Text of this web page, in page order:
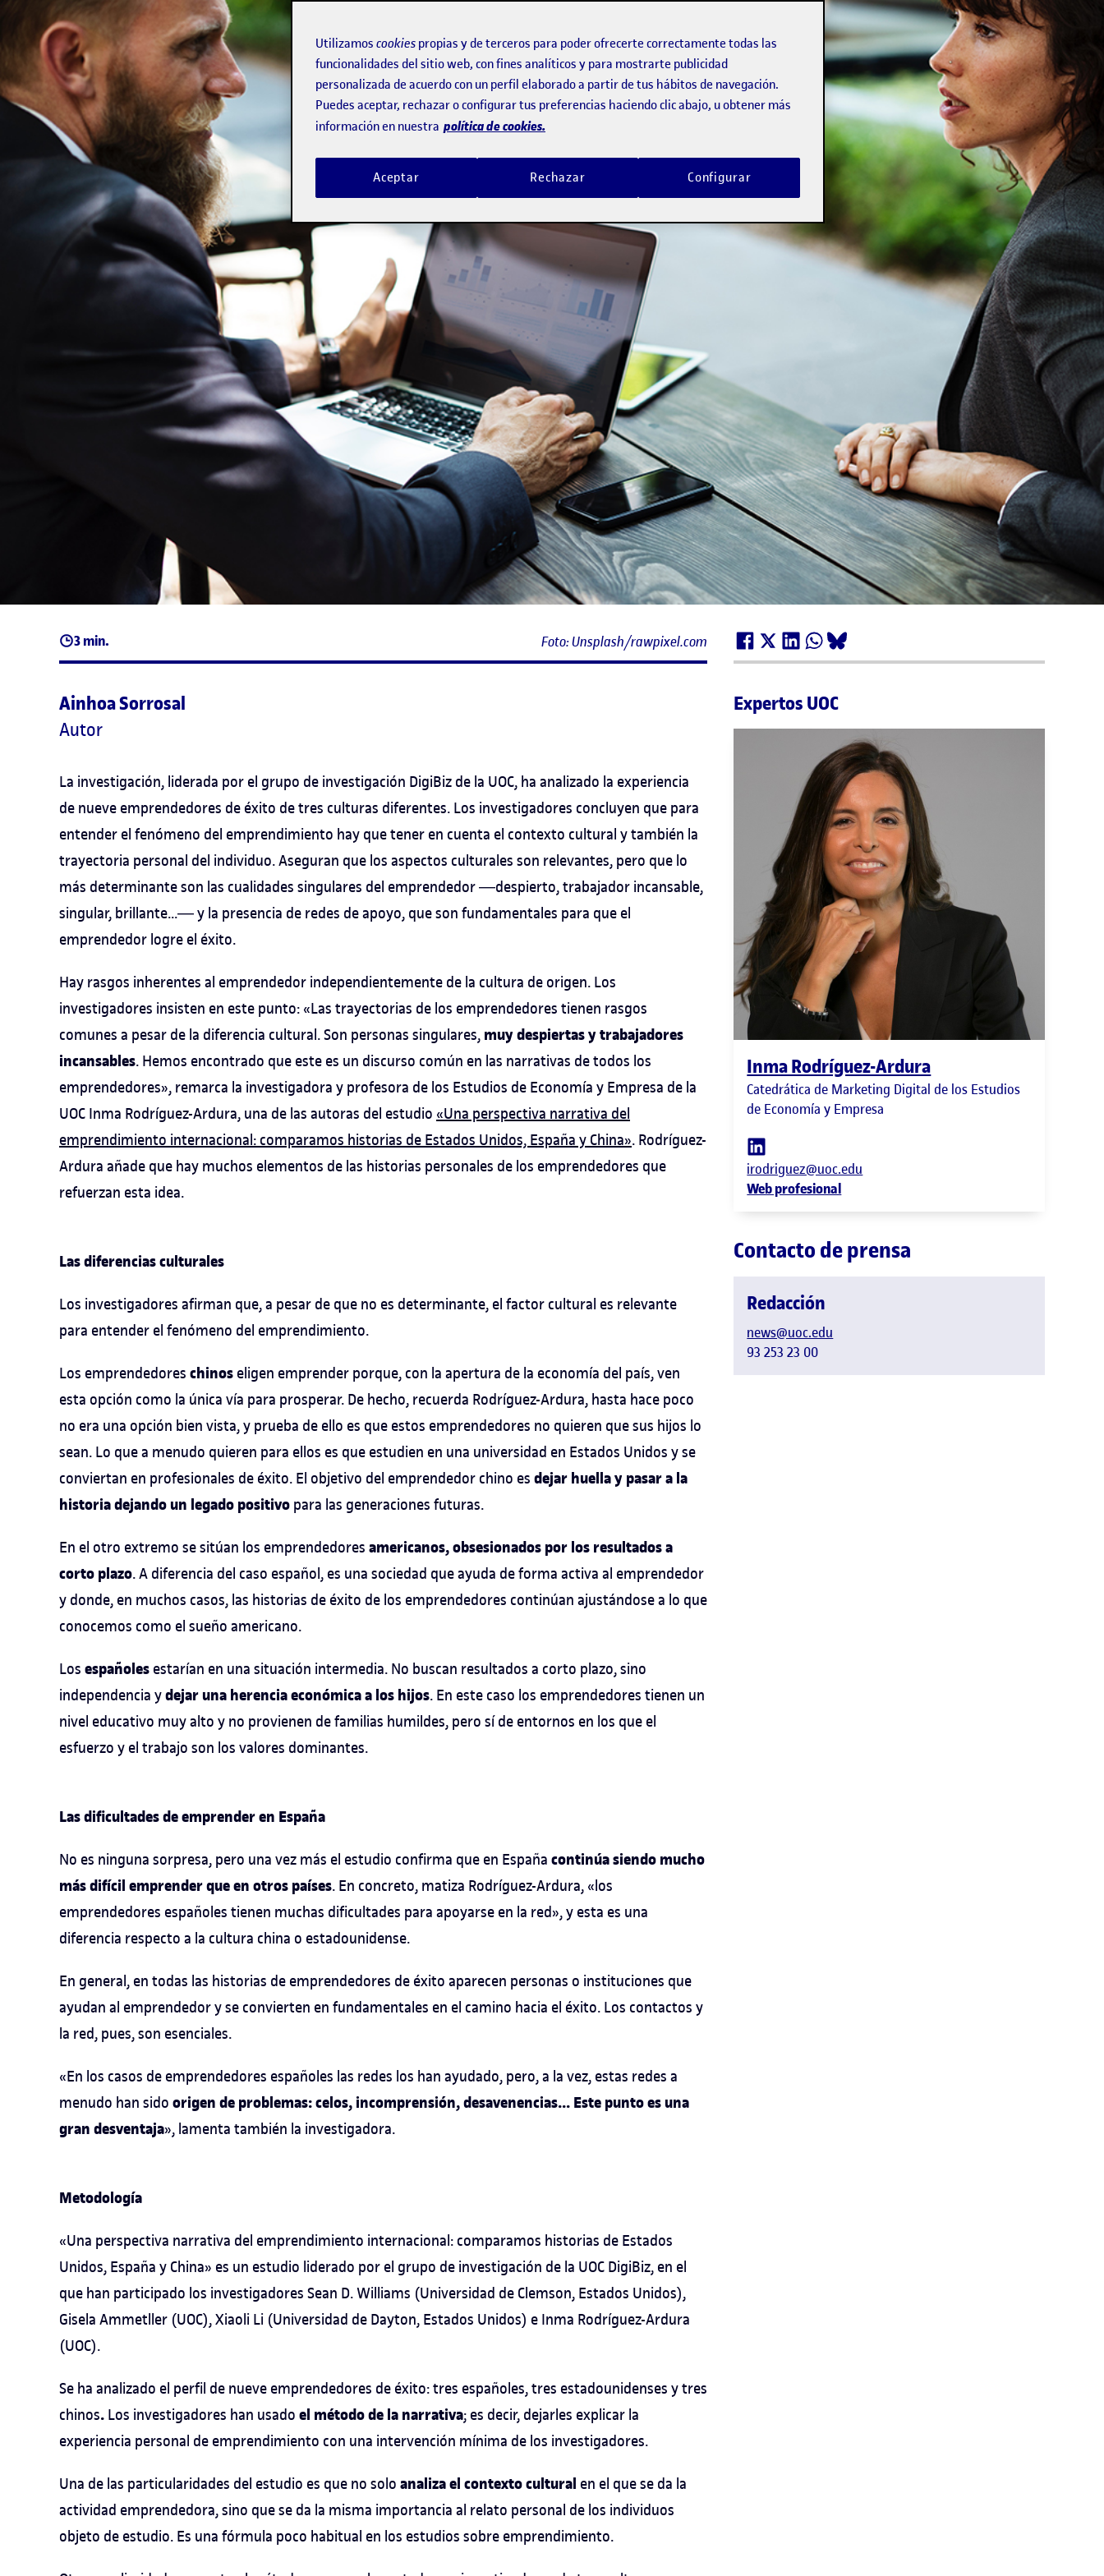
3 min. Foto: Unsplash/rawpixel.com
Ainhoa Sorrosal
Autor
La investigación, liderada por el grupo de investigación DigiBiz de la UOC, ha analizado la experiencia
de nueve emprendedores de éxito de tres culturas diferentes. Los investigadores concluyen que para
entender el fenómeno del emprendimiento hay que tener en cuenta el contexto cultural y también la
trayectoria personal del individuo. Aseguran que los aspectos culturales son relevantes, pero que lo
más determinante son las cualidades singulares del emprendedor ―despierto, trabajador incansable,
singular, brillante...― y la presencia de redes de apoyo, que son fundamentales para que el
emprendedor logre el éxito.
Hay rasgos inherentes al emprendedor independientemente de la cultura de origen. Los
investigadores insisten en este punto: «Las trayectorias de los emprendedores tienen rasgos
comunes a pesar de la diferencia cultural. Son personas singulares, muy despiertas y trabajadores
incansables. Hemos encontrado que este es un discurso común en las narrativas de todos los
emprendedores», remarca la investigadora y profesora de los Estudios de Economía y Empresa de la
UOC Inma Rodríguez-Ardura, una de las autoras del estudio «Una perspectiva narrativa del
emprendimiento internacional: comparamos historias de Estados Unidos, España y China». Rodríguez-
Ardura añade que hay muchos elementos de las historias personales de los emprendedores que
refuerzan esta idea.
Las diferencias culturales
Los investigadores afirman que, a pesar de que no es determinante, el factor cultural es relevante
para entender el fenómeno del emprendimiento.
Los emprendedores chinos eligen emprender porque, con la apertura de la economía del país, ven
esta opción como la única vía para prosperar. De hecho, recuerda Rodríguez-Ardura, hasta hace poco
no era una opción bien vista, y prueba de ello es que estos emprendedores no quieren que sus hijos lo
sean. Lo que a menudo quieren para ellos es que estudien en una universidad en Estados Unidos y se
conviertan en profesionales de éxito. El objetivo del emprendedor chino es dejar huella y pasar a la
historia dejando un legado positivo para las generaciones futuras.
En el otro extremo se sitúan los emprendedores americanos, obsesionados por los resultados a
corto plazo. A diferencia del caso español, es una sociedad que ayuda de forma activa al emprendedor
y donde, en muchos casos, las historias de éxito de los emprendedores continúan ajustándose a lo que
conocemos como el sueño americano.
Los españoles estarían en una situación intermedia. No buscan resultados a corto plazo, sino
independencia ydejar una herencia económica a los hijos. En este caso los emprendedores tienen un
nivel educativo muy alto y no provienen de familias humildes, pero sí de entornos en los que el
esfuerzo y el trabajo son los valores dominantes.
Las dificultades de emprender en España
No es ninguna sorpresa, pero una vez más el estudio confirma que en España continúa siendo mucho
más difícil emprender que en otros países. En concreto, matiza Rodríguez-Ardura, «los
emprendedores españoles tienen muchas dificultades para apoyarse en la red», y esta es una
diferencia respecto a la cultura china o estadounidense.
En general, en todas las historias de emprendedores de éxito aparecen personas o instituciones que
ayudan al emprendedor y se convierten en fundamentales en el camino hacia el éxito. Los contactos y
la red, pues, son esenciales.
«En los casos de emprendedores españoles las redes los han ayudado, pero, a la vez, estas redes a
menudo han sido origen de problemas: celos, incomprensión, desavenencias... Este punto es una
gran desventaja», lamenta también la investigadora.
Metodología
«Una perspectiva narrativa del emprendimiento internacional: comparamos historias de Estados
Unidos, España y China» es un estudio liderado por el grupo de investigación de la UOC DigiBiz, en el
que han participado los investigadores Sean D. Williams (Universidad de Clemson, Estados Unidos),
Gisela Ammetller (UOC), Xiaoli Li (Universidad de Dayton, Estados Unidos) e Inma Rodríguez-Ardura
(UOC).
Se ha analizado el perfil de nueve emprendedores de éxito: tres españoles, tres estadounidenses y tres
chinos. Los investigadores han usado el método de la narrativa; es decir, dejarles explicar la
experiencia personal de emprendimiento con una intervención mínima de los investigadores.
Una de las particularidades del estudio es que no solo analiza el contexto cultural en el que se da la
actividad emprendedora, sino que se da la misma importancia al relato personal de los individuos
objeto de estudio. Es una fórmula poco habitual en los estudios sobre emprendimiento.
Expertos UOC
Inma Rodríguez-Ardura
Catedrática de Marketing Digital de los Estudios
de Economía y Empresa
irodriguez@uoc.edu
Web profesional
Contacto de prensa
Redacción
news@uoc.edu
93 253 23 00
Utilizamos cookies propias y de terceros para poder ofrecerte correctamente todas las
funcionalidades del sitio web, con fines analíticos y para mostrarte publicidad
personalizada de acuerdo con un perfil elaborado a partir de tus hábitos de navegación.
Puedes aceptar, rechazar o configurar tus preferencias haciendo clic abajo, u obtener más
información en nuestra política de cookies.
Rechazar
Aceptar Configurar